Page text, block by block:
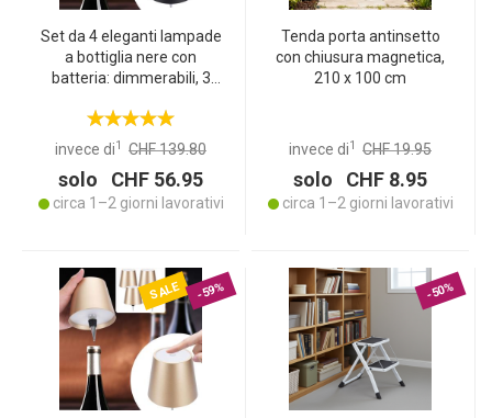
Set da 4 eleganti lampade
a bottiglia nere con
batteria: dimmerabili, 3
trasformano le bottiglie in
punti luce suggestivi
invece di1 CHF 139.80
solo CHF 56.95
circa 1–2 giorni lavorativi
Tenda porta antinsetto
con chiusura magnetica,
210 x 100 cm
invece di1 CHF 19.95
solo CHF 8.95
circa 1–2 giorni lavorativi
SALE -59% -50%